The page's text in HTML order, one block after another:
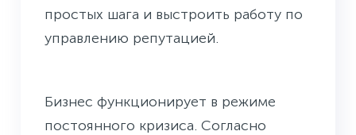
простых шага и выстроить работу по
управлению репутацией.
Бизнес функционирует в режиме
постоянного кризиса. Согласно